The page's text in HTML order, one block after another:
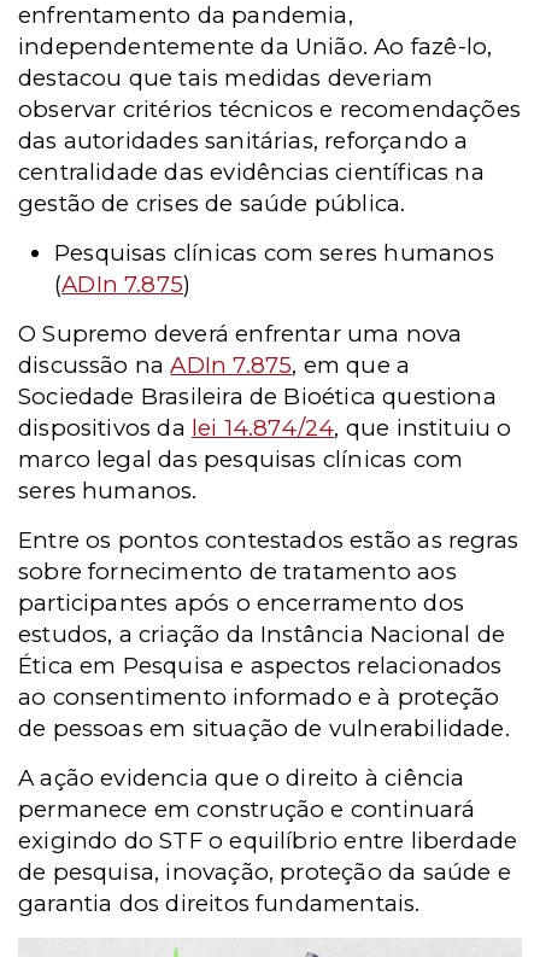
enfrentamento da pandemia,
independentemente da União. Ao fazê-lo,
destacou que tais medidas deveriam
observar critérios técnicos e recomendações
das autoridades sanitárias, reforçando a
centralidade das evidências científicas na
gestão de crises de saúde pública.
Pesquisas clínicas com seres humanos
(ADIn 7.875)
O Supremo deverá enfrentar uma nova
discussão naADIn 7.875, em que a
Sociedade Brasileira de Bioética questiona
dispositivos da lei 14.874/24, que instituiu o
marco legal das pesquisas clínicas com
seres humanos.
Entre os pontos contestados estão as regras
sobre fornecimento de tratamento aos
participantes após o encerramento dos
estudos, a criação da Instância Nacional de
Ética em Pesquisa e aspectos relacionados
ao consentimento informado e à proteção
de pessoas em situação de vulnerabilidade.
A ação evidencia que o direito à ciência
permanece em construção e continuará
exigindo do STF o equilíbrio entre liberdade
de pesquisa, inovação, proteção da saúde e
garantia dos direitos fundamentais.